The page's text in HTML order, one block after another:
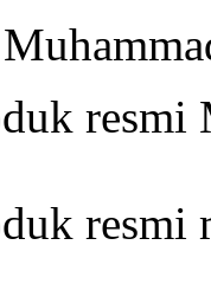
resmi
resmi